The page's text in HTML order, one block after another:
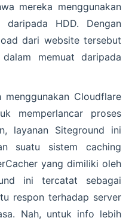
mereka menggunakan
daripada HDD. Dengan
dari website tersebut
memuat daripada
Cloudflare
memperlancar proses
layanan Siteground ini
suatu sistem caching
yang dimiliki oleh
ini tercatat sebagai
respon terhadap server
Nah, untuk info lebih